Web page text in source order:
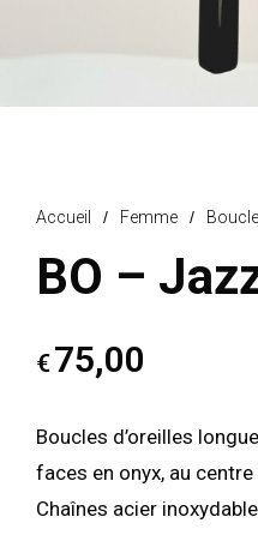
Accueil / Femme /
BO –
€75,00
Boucles d’oreilles
faces en onyx, au
Chaînes acier